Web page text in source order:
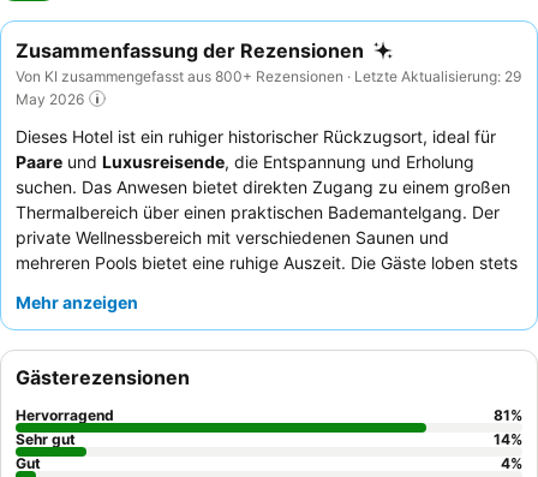
Zusammenfassung der Rezensionen
Von KI zusammengefasst aus 800+ Rezensionen · Letzte Aktualisierung: 29
May 2026
Dieses Hotel ist ein ruhiger historischer Rückzugsort, ideal für
Paare und Luxusreisende, die Entspannung und Erholung
suchen. Das Anwesen bietet direkten Zugang zu einem großen
Thermalbereich über einen praktischen Bademantelgang. Der
private Wellnessbereich mit verschiedenen Saunen und
mehreren Pools bietet eine ruhige Auszeit. Die Gäste loben stets
Personals sowie das Weltklasse-Frühstücksbuffet mit frischen,
Produkten. Für ein wirklich ruhiges Erlebnis sollten Sie ein
Zimmer mit Gartenblick in Betracht ziehen.
Mehr anzeigen
Gästerezensionen
Hervorragend 81%
Sehr gut
14%
Gut
4%